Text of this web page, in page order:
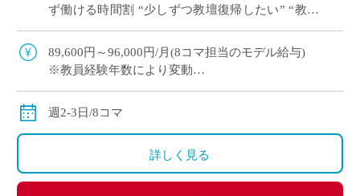
ず働ける時間割 “少しずつ教壇復帰したい” “教員
89,600円～96,000円/月(8コマ担当のモデル給与)
※教員経験年数により変動
週2-3日/8コマ
詳しく見る